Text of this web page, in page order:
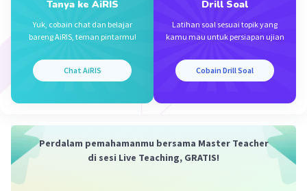
DNA template (antisense) akan berpasangan
dengan DNA non-template (sense). Guanine
akan berpasangan dengan Cytosin dan
berpasangan dengan Timin dan sebaliknya.
DNA template (antisense) : ACG - ATA - ACT - GTC
CAG
Tanya ke AiRIS
Yuk, cobain chat dan belajar
bareng AiRIS, teman pintarmu!
Chat AiRIS
Drill Soal
Latihan soal sesuai topik yang
kamu mau untuk persiapan ujian
Cobain Drill Soal
Perdalam pemahamanmu bersama Master Teacher
di sesi Live Teaching, GRATIS!